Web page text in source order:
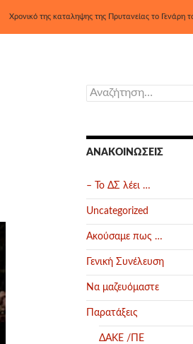
Χρονικό της καταληψης της Πρυτανείας το Γενάρη
Αναζήτηση
για:
ΑΝΑΚΟΙΝΏΣΕΙΣ
– Το ΔΣ λέει …
Uncategorized
Ακούσαμε πως …
Γενική Συνέλευση
Να μαζευόμαστε
Παρατάξεις
ΔΑΚΕ /ΠΕ